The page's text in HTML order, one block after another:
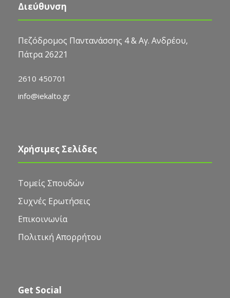
Διεύθυνση
Πεζόδρομος Παντανάσσης 4 & Αγ. Ανδρέου,
Πάτρα 26221
2610 450701
info@iekalto.gr
Χρήσιμες Σελίδες
Τομείς Σπουδών
Συχνές Ερωτήσεις
Επικοινωνία
Πολιτική Απορρήτου
Get Social